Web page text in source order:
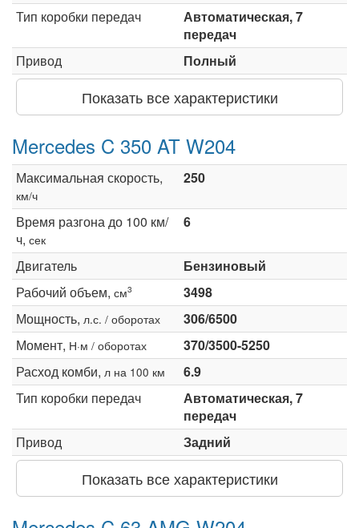
Тип коробки передач
Автоматическая, 7
передач
Привод
Полный
Показать все характеристики
Mercedes C 350 AT W204
Максимальная скорость,
км/ч
250
Время разгона до 100 км/
ч, сек
6
Двигатель
Бензиновый
Рабочий объем, см3
3498
Мощность, л.с. / оборотах
306/6500
Момент, Н·м / оборотах
370/3500-5250
Расход комби, л на 100 км
6.9
Тип коробки передач
Автоматическая, 7
передач
Привод
Задний
Показать все характеристики